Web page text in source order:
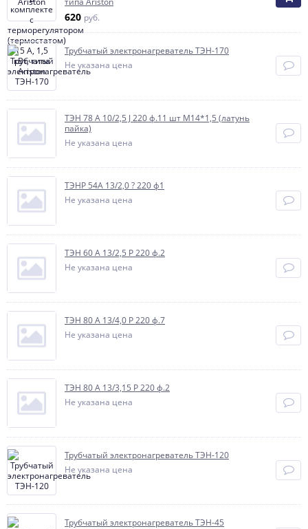
620 руб.
Трубчатый электронагреватель ТЭН-170
Не указана цена
ТЭН 78 А 10/2,5 J 220 ф.11 шт М14*1,5 (латунь
пайка)
Не указана цена
ТЭНР 54А 13/2,0 ? 220 ф1
Не указана цена
ТЭН 60 A 13/2,5 P 220 ф.2
Не указана цена
ТЭН 80 А 13/4,0 P 220 ф.7
Не указана цена
ТЭН 80 A 13/3,15 P 220 ф.2
Не указана цена
Трубчатый электронагреватель ТЭН-120
Не указана цена
Трубчатый электронагреватель ТЭН-45